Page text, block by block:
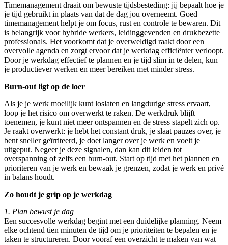
Timemanagement draait om bewuste tijdsbesteding: jij bepaalt hoe je
je tijd gebruikt in plaats van dat de dag jou overneemt. Goed
timemanagement helpt je om focus, rust en controle te bewaren. Dit
is belangrijk voor hybride werkers, leidinggevenden en drukbezette
professionals. Het voorkomt dat je overweldigd raakt door een
overvolle agenda en zorgt ervoor dat je werkdag efficiënter verloopt.
Door je werkdag effectief te plannen en je tijd slim in te delen, kun
je productiever werken en meer bereiken met minder stress.
Burn-out ligt op de loer
Als je je werk moeilijk kunt loslaten en langdurige stress ervaart,
loop je het risico om overwerkt te raken. De werkdruk blijft
toenemen, je kunt niet meer ontspannen en de stress stapelt zich op.
Je raakt overwerkt: je hebt het constant druk, je slaat pauzes over, je
bent sneller geïrriteerd, je doet langer over je werk en voelt je
uitgeput. Negeer je deze signalen, dan kan dit leiden tot
overspanning of zelfs een burn-out. Start op tijd met het plannen en
prioriteren van je werk en bewaak je grenzen, zodat je werk en privé
in balans houdt.
Zo houdt je grip op je werkdag
1. Plan bewust je dag
Een succesvolle werkdag begint met een duidelijke planning. Neem
elke ochtend tien minuten de tijd om je prioriteiten te bepalen en je
taken te structureren. Door vooraf een overzicht te maken van wat